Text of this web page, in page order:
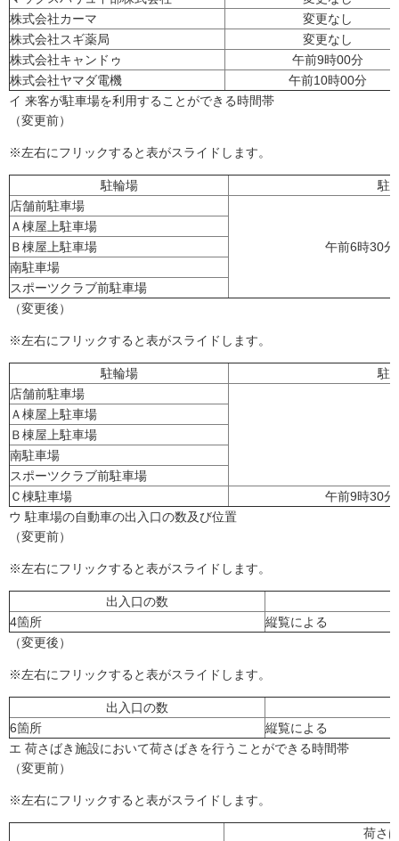
株式会社カーマ
変更なし
株式会社スギ薬局
変更なし
株式会社キャンドゥ
午前9時00分
株式会社ヤマダ電機
午前10時00分
イ 来客が駐車場を利用することができる時間帯
（変更前）
※左右にフリックすると表がスライドします。
駐輪場
駐
店舗前駐車場
午前6時30
Ａ棟屋上駐車場
Ｂ棟屋上駐車場
南駐車場
スポーツクラブ前駐車場
（変更後）
※左右にフリックすると表がスライドします。
駐輪場
駐
店舗前駐車場
Ａ棟屋上駐車場
Ｂ棟屋上駐車場
南駐車場
スポーツクラブ前駐車場
Ｃ棟駐車場
午前9時30
ウ 駐車場の自動車の出入口の数及び位置
（変更前）
※左右にフリックすると表がスライドします。
出入口の数
4箇所
縦覧による
（変更後）
※左右にフリックすると表がスライドします。
出入口の数
6箇所
縦覧による
エ 荷さばき施設において荷さばきを行うことができる時間帯
（変更前）
※左右にフリックすると表がスライドします。
荷さ